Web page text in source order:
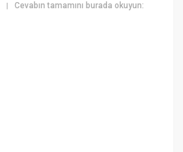
|Cevabın tamamını burada okuyun: